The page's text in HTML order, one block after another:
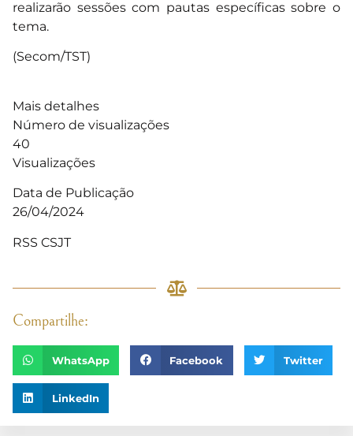
realizarão sessões com pautas específicas sobre o
tema.
(Secom/TST)
Mais detalhes
Número de visualizações
40
Visualizações
Data de Publicação
26/04/2024
RSS CSJT
Compartilhe:
WhatsApp Facebook Twitter
LinkedIn